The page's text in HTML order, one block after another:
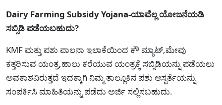
Dairy Farming Subsidy Yojana-ಯಾವೆಲ್ಲ ಯೋಜನೆಯಡಿ
ಸಬ್ಸಿಡಿ ಪಡೆಯಬಹುದು?
KMF ಮತ್ತು ಪಶು ಪಾಲನಾ ಇಲಾಕೆಯಿಂದ ಕೌ ಮ್ಯಾಟ್,ಮೇವು
ಕತ್ತರಿಸುವ ಯಂತ್ರ,ಹಾಲು ಕರೆಯುವ ಯಂತ್ರಕ್ಕೆ ಸಬ್ಸಿಡಿಯನ್ನು ಪಡೆಯಲು
ಅವಕಾಶವಿರುತ್ತದೆ ಇದಕ್ಕಾಗಿ ನಿಮ್ಮ ತಾಲ್ಲೂಕಿನ ಪಶು ಆಸ್ಪರ್ತೆಯನ್ನು
ಸಂಪರ್ಕಿಸಿ ಮಾಹಿತಿಯನ್ನು ಪಡೆದು ಅರ್ಜಿ ಸಲ್ಲಿಸಬಹುದು.